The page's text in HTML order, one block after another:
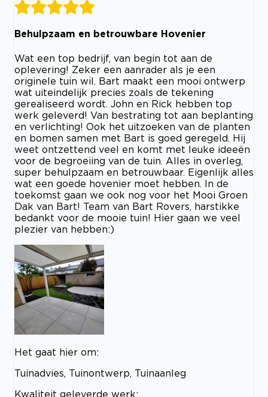
Behulpzaam en betrouwbare Hovenier
Wat een top bedrijf, van begin tot aan de
oplevering! Zeker een aanrader als je een
originele tuin wil. Bart maakt een mooi ontwerp
wat uiteindelijk precies zoals de tekening
gerealiseerd wordt. John en Rick hebben top
werk geleverd! Van bestrating tot aan beplanting
en verlichting! Ook het uitzoeken van de planten
en bomen samen met Bart is goed geregeld. Hij
weet ontzettend veel en komt met leuke ideeën
voor de begroeiing van de tuin. Alles in overleg,
super behulpzaam en betrouwbaar. Eigenlijk alles
wat een goede hovenier moet hebben. In de
toekomst gaan we ook nog voor het Mooi Groen
Dak van Bart! Team van Bart Rovers, harstikke
bedankt voor de mooie tuin! Hier gaan we veel
plezier van hebben:)
Het gaat hier om:
Tuinadvies, Tuinontwerp, Tuinaanleg
Kwaliteit geleverde werk: